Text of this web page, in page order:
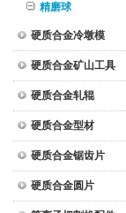
精磨球
硬质合金冷墩模
硬质合金矿山工具
硬质合金轧辊
硬质合金型材
硬质合金锯齿片
硬质合金圆片